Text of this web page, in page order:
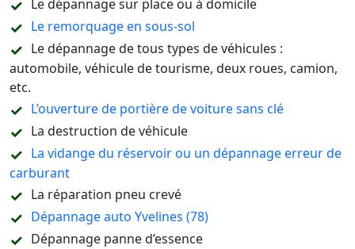
Le dépannage sur place ou à domicile
Le remorquage en sous-sol
Le dépannage de tous types de véhicules :
automobile, véhicule de tourisme, deux roues, camion,
etc.
L’ouverture de portière de voiture sans clé
La destruction de véhicule
La vidange du réservoir ou un dépannage erreur de
carburant
La réparation pneu crevé
Dépannage auto Yvelines (78)
Dépannage panne d’essence